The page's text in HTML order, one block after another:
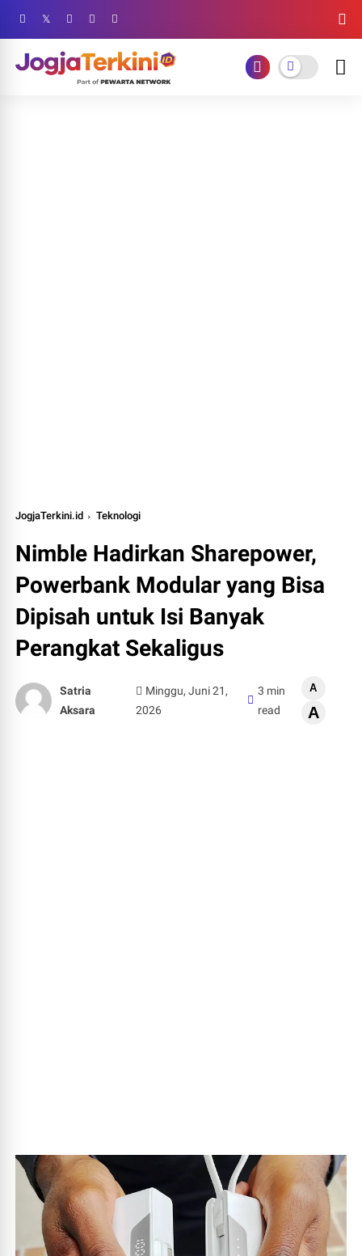
JogjaTerkini.id Teknologi
Nimble Hadirkan Sharepower,
Powerbank Modular yang Bisa
Dipisah untuk Isi Banyak
Perangkat Sekaligus
Satria
Aksara
Minggu, Juni 21,
2026
3 min
read
A
A